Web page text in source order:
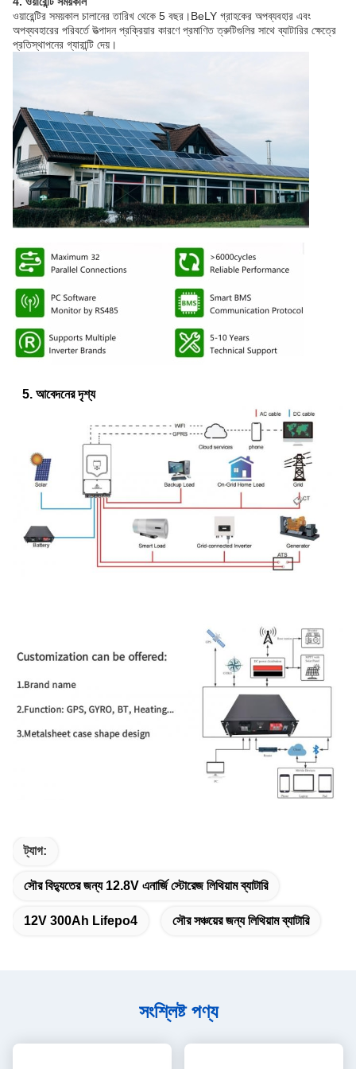
ওয়ারেন্টির সময়কাল চালানের তারিখ থেকে 5 বছর।BeLY গ্রাহকের অপব্যবহার এবং
অপব্যবহারের পরিবর্তে উত্পাদন প্রক্রিয়ার কারণে প্রমাণিত ত্রুটিগুলির সাথে ব্যাটারির ক্ষেত্রে
প্রতিস্থাপনের গ্যারান্টি দেয়।
5. আবেদনের দৃশ্য
ট্যাগ:
সৌর বিদ্যুতের জন্য 12.8V এনার্জি স্টোরেজ লিথিয়াম ব্যাটারি
12V 300Ah Lifepo4 সৌর সঞ্চয়ের জন্য লিথিয়াম ব্যাটারি
সংশ্লিষ্ট পণ্য